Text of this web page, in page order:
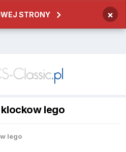
STRONY ×
klockow lego
lego